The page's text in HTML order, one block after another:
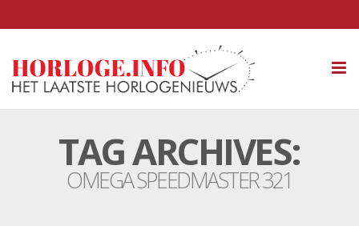
TAG ARCHIVES:
OMEGA SPEEDMASTER 321